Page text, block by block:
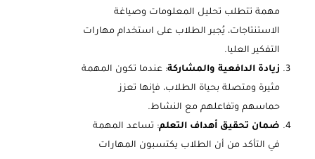
مهمة تتطلب تحليل المعلومات وصياغة
الاستنتاجات، يُجبر الطلاب على استخدام مهارات
التفكير العليا.
زيادة الدافعية والمشاركة: عندما تكون المهمة
مثيرة ومتصلة بحياة الطلاب، فإنها تعزز
حماسهم وتفاعلهم مع النشاط.
ضمان تحقيق أهداف التعلم: تساعد المهمة
في التأكد من أن الطلاب يكتسبون المهارات